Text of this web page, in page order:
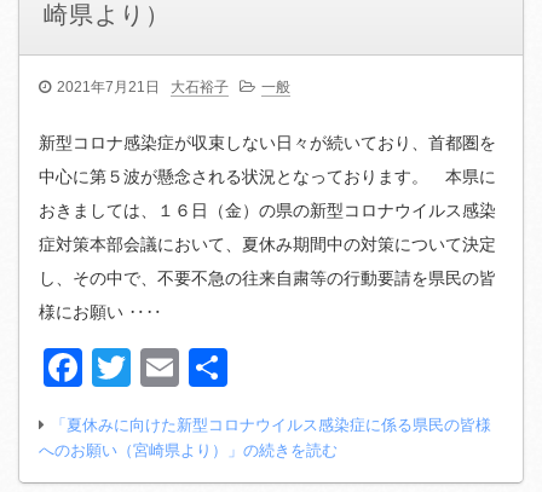
崎県より）
2021年7月21日 大石裕子 一般
新型コロナ感染症が収束しない日々が続いており、首都圏を
中心に第５波が懸念される状況となっております。 本県に
おきましては、１６日（金）の県の新型コロナウイルス感染
症対策本部会議において、夏休み期間中の対策について決定
し、その中で、不要不急の往来自粛等の行動要請を県民の皆
様にお願い ‥‥
Facebook
TwitterEmail
「夏休みに向けた新型コロナウイルス感染症に係る県民の皆様
へのお願い（宮崎県より）」の続きを読む